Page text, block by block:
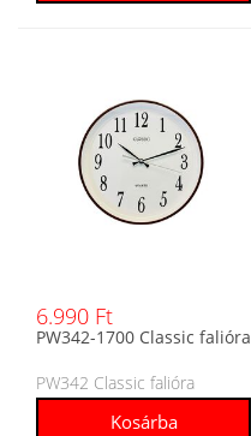
6.990 Ft
PW342-1700 Classic falióra
PW342 Classic falióra